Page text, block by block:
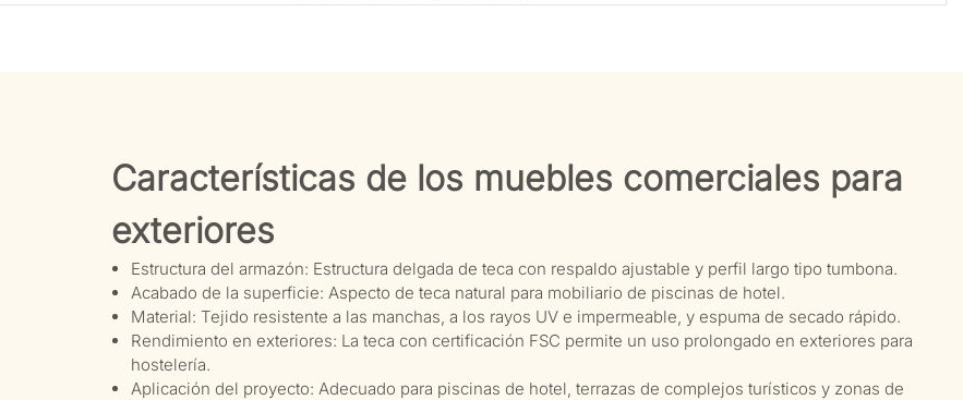
Características de los muebles comerciales para
exteriores
Estructura del armazón: Estructura delgada de teca con respaldo ajustable y perfil largo tipo tumbona.
Acabado de la superficie: Aspecto de teca natural para mobiliario de piscinas de hotel.
Material: Tejido resistente a las manchas, a los rayos UV e impermeable, y espuma de secado rápido.
Rendimiento en exteriores: La teca con certificación FSC permite un uso prolongado en exteriores para
hostelería.
Aplicación del proyecto: Adecuado para piscinas de hotel, terrazas de complejos turísticos y zonas de